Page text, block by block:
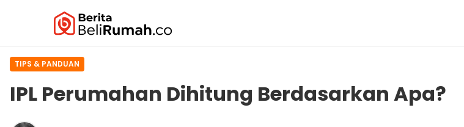
TIPS & PANDUAN
IPL Perumahan Dihitung Berdasarkan Apa?